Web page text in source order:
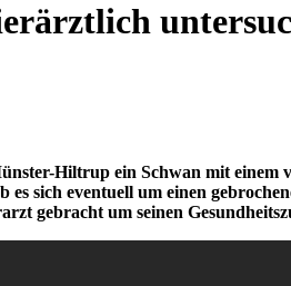
Hiltrup ein Schwan mit einem
sich eventuell um einen
gebracht um seinen